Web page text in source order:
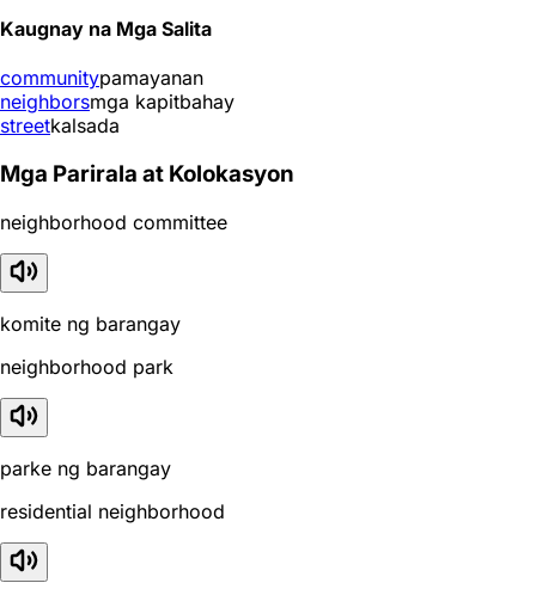
Kaugnay na Mga Salita
communitypamayanan
neighborsmga kapitbahay
streetkalsada
Mga Parirala at Kolokasyon
neighborhood committee
komite ng barangay
neighborhood park
parke ng barangay
residential neighborhood